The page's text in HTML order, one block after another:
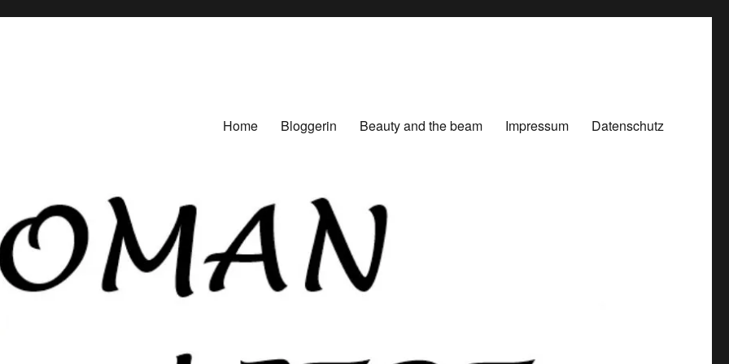
Home Bloggerin Beauty and the beam Impressum Datenschutz